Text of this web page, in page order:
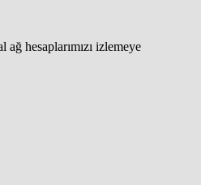
hesaplarımızı izlemeye